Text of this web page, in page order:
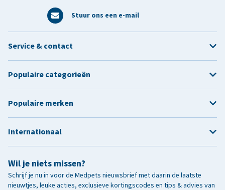
Stuur ons een e-mail
Wil je niets missen?
Schrijf je nu in voor de Medpets nieuwsbrief met daarin de laatste
nieuwtjes, leuke acties, exclusieve kortingscodes en tips & advies van
Service & contact
Populaire categorieën
Populaire merken
Internationaal